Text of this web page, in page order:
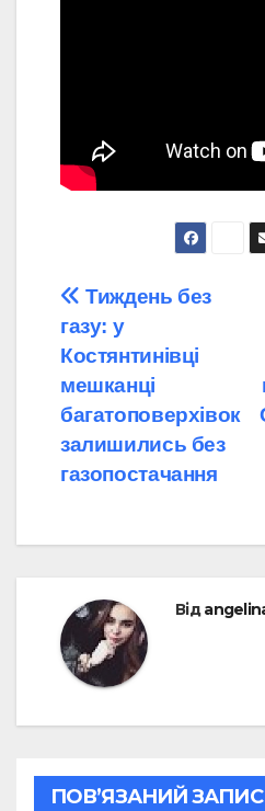
Навігація
записів
Тиждень без
газу: у
Костянтинівці
мешканці
багатоповерхівок
залишились без
газопостачання
Від
ПОВ’ЯЗАНИЙ ЗАПИС